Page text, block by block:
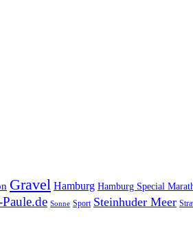
Gravel Hamburg Hamburg Special
Sonne Sport Steinhuder Meer